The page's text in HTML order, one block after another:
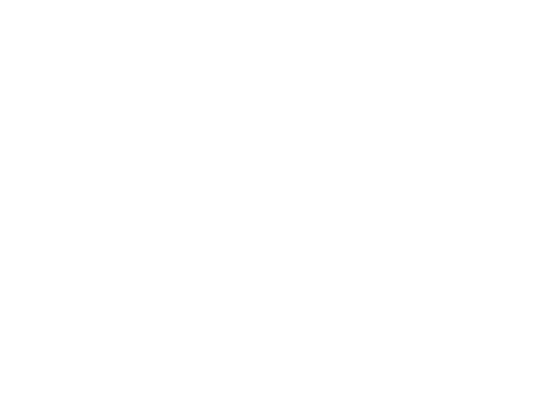
vlak bij Hilversum